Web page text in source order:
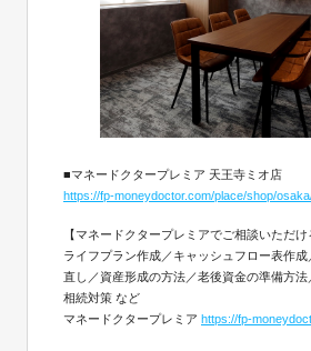
■マネードクタープレミア 天王寺ミオ店
https://fp-moneydoctor.com/place/shop/
【マネードクタープレミアでご相談いただけ
ライフプラン作成／キャッシュフロー表作
直し／資産形成の方法／老後資金の準備方法
相続対策 など
マネードクタープレミア https://fp-